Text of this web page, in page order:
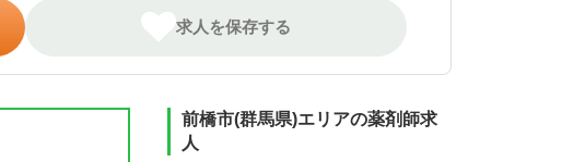
求人を保存する
前橋市(群馬県)エリアの薬剤師求
人